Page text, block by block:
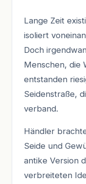
Lange Zeit
isoliert
Doch
Menschen, die
entstanden
Seidenstraße,
verband.
Händler
Seide und
antike Version
verbreiteten